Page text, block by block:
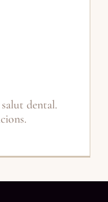
salut dental.